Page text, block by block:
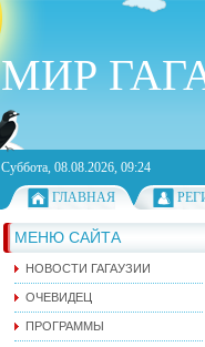
МИР
Суббота, 08.08.2026, 09:24
ГЛАВНАЯ
МЕНЮ САЙТА
НОВОСТИ ГАГАУЗИИ
ОЧЕВИДЕЦ
ПРОГРАММЫ